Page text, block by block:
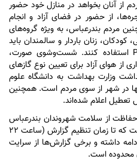
از آنان بخواهد در منازل خود حضور
از حضور در فضای آزاد و انجام
مردم بندرعباس، به ویژه گروه‌های
زنان باردار و سالمندان باید
از ماسک‌های مناسب N ۹۵ یا P ۲ استفاده کنند. شست‌وشوی صورت،
از هوای آزاد برای تعیین نوع گاز‌های
وزارت بهداشت به دانشگاه علوم
در شهر از سوی مردم است. همچنین
اعلام شده‌اند.
از سلامت شهروندان بندرعباس
انجام می‌شود، ناظر بر این واقعیت است که تا زمان تنظیم گزارش (ساعت ۲۲
داشته و برخی گزارش‌ها از سرایت
محدوده است.